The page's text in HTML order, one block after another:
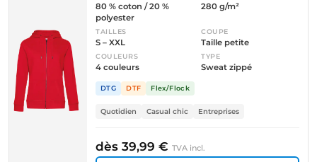
80 % coton / 20 %
polyester
280 g/m²
TAILLES
S – XXL
COUPE
Taille petite
COULEURS
4 couleurs
TYPE
Sweat zippé
DTG DTF Flex/Flock
Quotidien Casual chic Entreprises
dès 39,99 € TVA incl.